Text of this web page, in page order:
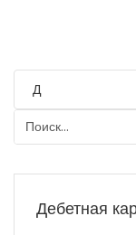
Дебетная